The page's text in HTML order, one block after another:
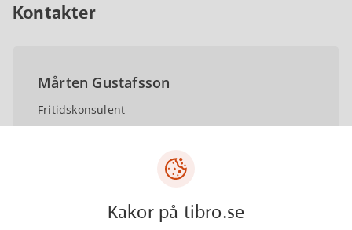
Kontakter
Mårten Gustafsson
Fritidskonsulent
marten.gustafsson@tibro.se
0504-18269
Kakor på tibro.se